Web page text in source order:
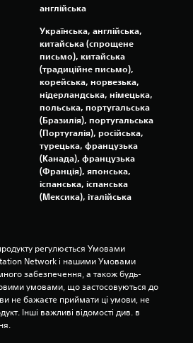
2
2
2
о
ц
к
англійська
Українська, англійська,
китайська (спрощене
письмо), китайська
(традиційне письмо),
корейська, норвезька,
нідерландська, німецька,
польська, португальська
(Бразилія), португальська
(Португалія), російська,
турецька, французька
(Канада), французька
(Франція), японська,
іспанська, іспанська
(Мексика), італійська
регулюється Умовами
Network і нашими Умовами
забезпечення, а також будь-
умовами, що застосовуються до
не бажаєте приймати ці умови, не
Інші важливі відомості див. в